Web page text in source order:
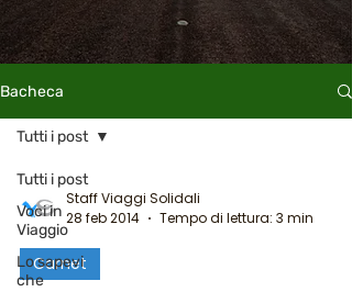
Bacheca
Tutti i post
Voci in
Viaggio
Lo sapevi
che
Tutti i post
Staff Viaggi Solidali
28 feb 2014
Tempo di lettura: 3 min
Carnet